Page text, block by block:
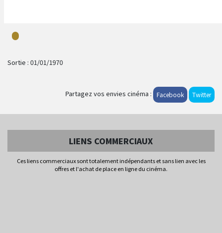
Sortie : 01/01/1970
Partagez vos envies cinéma : Facebook Twitter
LIENS COMMERCIAUX
Ces liens commerciaux sont totalement indépendants et sans lien avec les
offres et l'achat de place en ligne du cinéma.